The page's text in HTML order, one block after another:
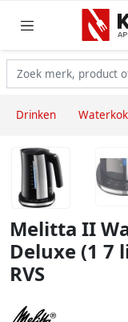
Drinken
Melitta II
Deluxe (1 7
RVS